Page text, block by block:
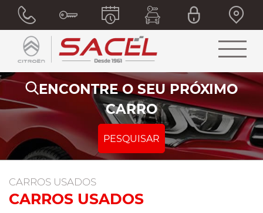
ENCONTRE O SEU PRÓXIMO
CARRO
PESQUISAR
CARROS USADOS
CARROS USADOS